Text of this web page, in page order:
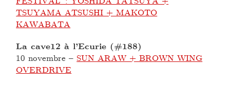
TSUYAMA ATSUSHI + MAKOTO
KAWABATA
La cave12 à l’Ecurie (#188)
10 novembre – SUN ARAW + BROWN WING
OVERDRIVE